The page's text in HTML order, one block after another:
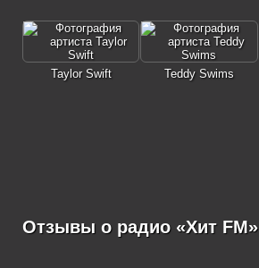
Taylor Swift Teddy Swims
Отзывы о радио «Хит FM»